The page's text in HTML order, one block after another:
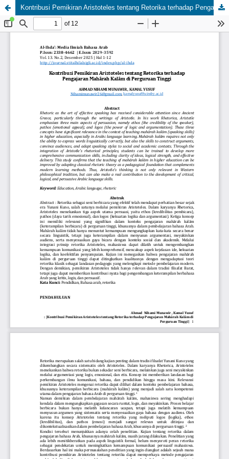
Kontribusi Pemikiran Aristoteles tentang Retorika terhadap Pengajaran Mahārah Kalām di Perguruan Tinggi